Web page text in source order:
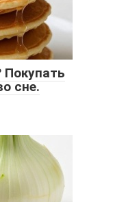
Покупать
сне.